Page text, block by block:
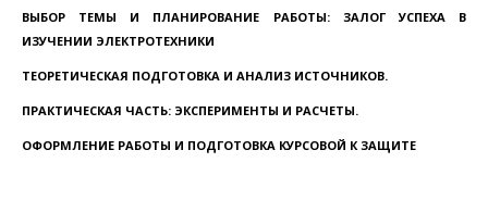
ВЫБОР ТЕМЫ И ПЛАНИРОВАНИЕ РАБОТЫ: ЗАЛОГ УСПЕХА В
ИЗУЧЕНИИ ЭЛЕКТРОТЕХНИКИ
ТЕОРЕТИЧЕСКАЯ ПОДГОТОВКА И АНАЛИЗ ИСТОЧНИКОВ.
ПРАКТИЧЕСКАЯ ЧАСТЬ: ЭКСПЕРИМЕНТЫ И РАСЧЕТЫ.
ОФОРМЛЕНИЕ РАБОТЫ И ПОДГОТОВКА КУРСОВОЙ К ЗАЩИТЕ